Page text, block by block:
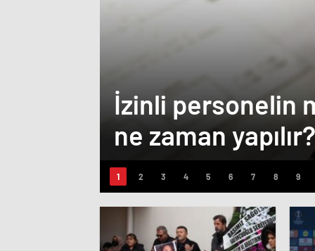
İzinli personelin
ne zaman yapılır?